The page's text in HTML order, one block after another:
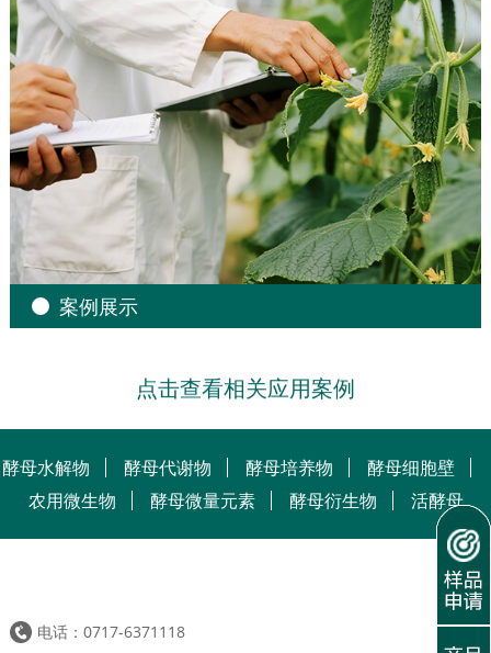
案例展示
点击查看相关应用案例
酵母水解物 酵母代谢物 酵母培养物
酵母细胞壁
农用微生物
酵母微量元素 酵母衍生物 活酵母
电话：0717-6371118